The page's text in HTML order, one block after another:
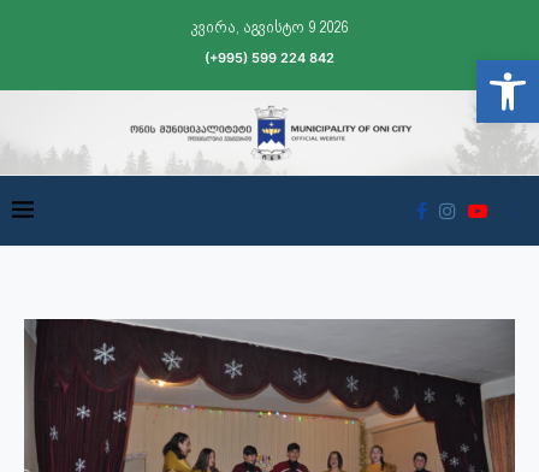
კვირა, აგვისტო 9 2026
(+995) 599 224 842